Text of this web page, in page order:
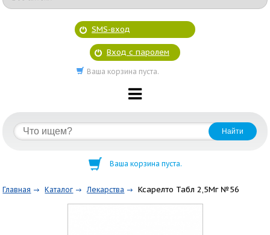
SMS-вход
Вход с паролем
Ваша корзина пуста.
Ваша корзина пуста.
Главная Каталог Лекарства Ксарелто Табл 2,5Мг №56